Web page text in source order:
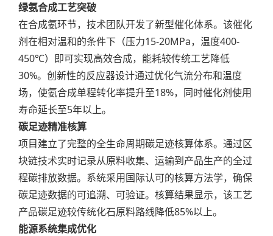
绿氨合成工艺突破
在合成氨环节，技术团队开发了新型催化体系。该催化
剂在相对温和的条件下（压力15-20MPa，温度400-
450℃）即可实现高效合成，能耗较传统工艺降低
30%。创新性的反应器设计通过优化气流分布和温度
场，使氨合成单程转化率提升至18%，同时催化剂使用
寿命延长至5年以上。
碳足迹精准核算
项目建立了完整的全生命周期碳足迹核算体系。通过区
块链技术实时记录从原料收集、运输到产品生产的全过
程碳排放数据。系统采用国际认可的核算方法学，确保
碳足迹数据的可追溯、可验证。核算结果显示，该工艺
产品碳足迹较传统化石原料路线降低85%以上。
能源系统集成优化